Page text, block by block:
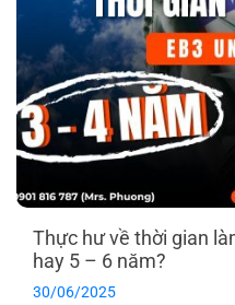
Thực hư về thời gian
hay 5 – 6 năm?
30/06/2025